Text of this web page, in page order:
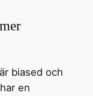
biased och
en